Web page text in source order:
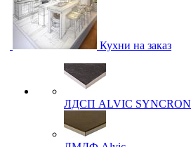
Кухни на заказ
ЛДСП ALVIC SYNCRON